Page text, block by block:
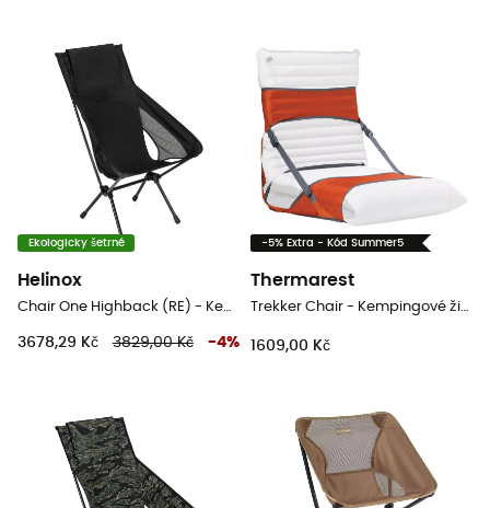
Ekologicky šetrné
Helinox
Chair One Highback (RE) - Kempingové židli
3678,29 Kč 3829,00 Kč -4%
-5% Extra - Kód Summer5
Thermarest
Trekker Chair - Kempingové židli
1609,00 Kč